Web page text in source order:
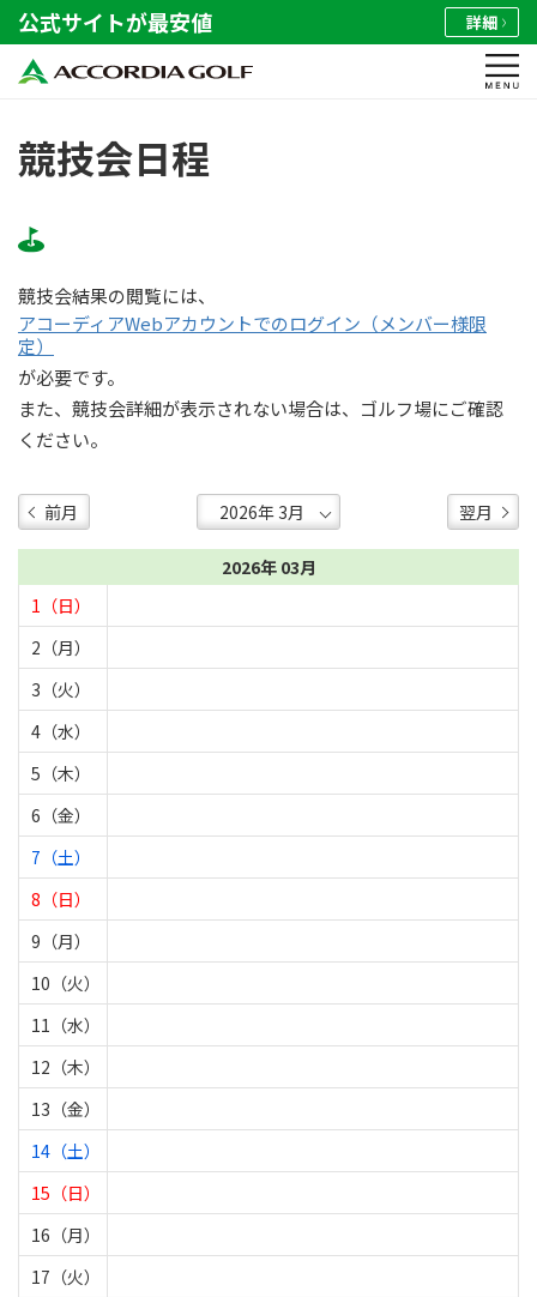
公式サイトが最安値 詳細
競技会日程
競技会結果の閲覧には、
アコーディアWebアカウントでのログイン（メンバー様限
定）
が必要です。
また、競技会詳細が表示されない場合は、ゴルフ場にご確認
ください。
前月 翌月
2026年 03月
1（日）
2（月）
3（火）
4（水）
5（木）
6（金）
7（土）
8（日）
9（月）
10（火）
11（水）
12（木）
13（金）
14（土）
15（日）
16（月）
17（火）